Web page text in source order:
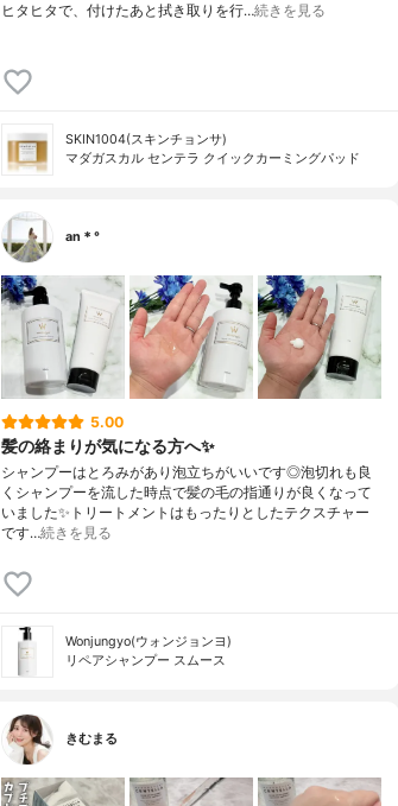
ヒタヒタで、付けたあと拭き取りを行…続きを見る
SKIN1004(スキンチョンサ)
マダガスカル センテラ クイックカーミングパッド
an＊°
5.00
髪の絡まりが気になる方へ✨
シャンプーはとろみがあり泡立ちがいいです◎泡切れも良
くシャンプーを流した時点で髪の毛の指通りが良くなって
いました✨トリートメントはもったりとしたテクスチャー
です…続きを見る
Wonjungyo(ウォンジョンヨ)
リペアシャンプー スムース
きむまる